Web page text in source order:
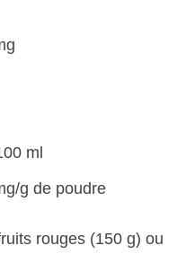
ml
g de poudre
rouges (150 g) ou